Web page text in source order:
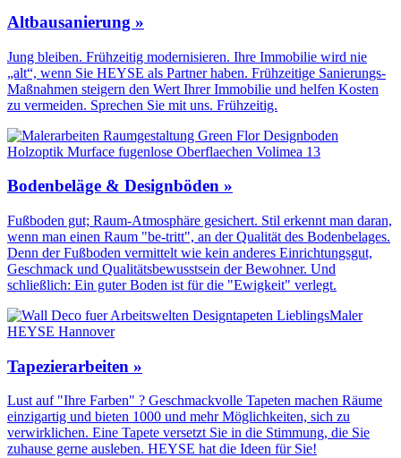
Altbausanierung »
Jung bleiben. Frühzeitig modernisieren. Ihre Immobilie wird nie
„alt“, wenn Sie HEYSE als Partner haben. Frühzeitige Sanierungs-
Maßnahmen steigern den Wert Ihrer Immobilie und helfen Kosten
zu vermeiden. Sprechen Sie mit uns. Frühzeitig.
Bodenbeläge & Designböden »
Fußboden gut; Raum-Atmosphäre gesichert. Stil erkennt man daran,
wenn man einen Raum "be-tritt", an der Qualität des Boden­belages.
Denn der Fuß­boden vermittelt wie kein anderes Einrichtungs­gut,
Geschmack und Qualitäts­bewusstsein der Bewohner. Und
schließlich: Ein guter Boden ist für die "Ewigkeit" verlegt.
Tapezierarbeiten »
Lust auf "Ihre Farben" ? Geschmackvolle Tapeten machen Räume
einzigartig und bieten 1000 und mehr Möglichkeiten, sich zu
verwirklichen. Eine Tapete versetzt Sie in die Stimmung, die Sie
zuhause gerne ausleben. HEYSE hat die Ideen für Sie!